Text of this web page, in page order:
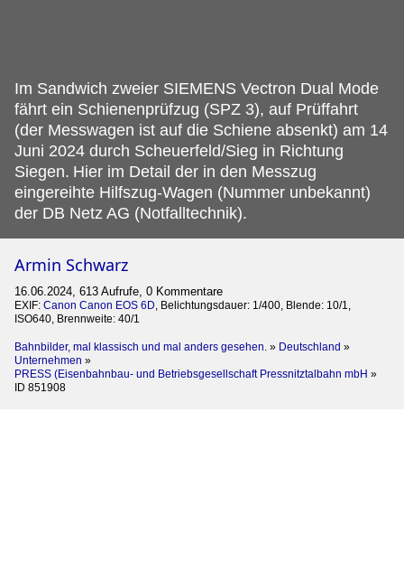
Im Sandwich zweier SIEMENS Vectron Dual Mode
fährt ein Schienenprüfzug (SPZ 3), auf Prüffahrt
(der Messwagen ist auf die Schiene absenkt) am 14
Juni 2024 durch Scheuerfeld/Sieg in Richtung
Siegen. Hier im Detail der in den Messzug
eingereihte Hilfszug-Wagen (Nummer unbekannt)
der DB Netz AG (Notfalltechnik).
Armin Schwarz
16.06.2024, 613 Aufrufe, 0 Kommentare
EXIF: Canon Canon EOS 6D , Belichtungsdauer: 1/400, Blende: 10/1,
ISO640, Brennweite: 40/1
Bahnbilder, mal klassisch und mal anders gesehen. » Deutschland »
Unternehmen »
PRESS (Eisenbahnbau- und Betriebsgesellschaft Pressnitztalbahn mbH »
ID 851908